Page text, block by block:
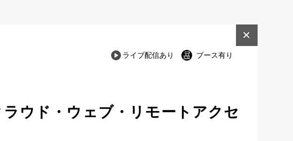
ライブ配信あり ブース有り
×
ウド・ウェブ・リモートアクセ